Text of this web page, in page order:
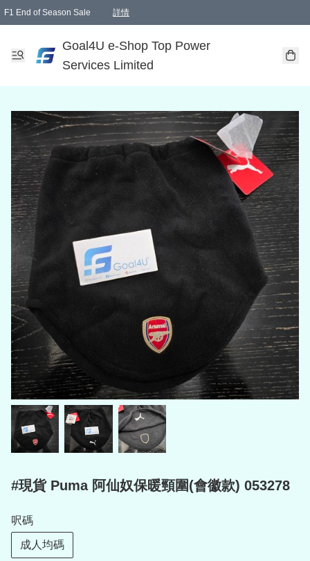
F1 End of Season Sale 詳情
Goal4U e-Shop Top Power
Services Limited
#現貨 Puma 阿仙奴保暖頸圍(會徽款) 053278
呎碼
成人均碼